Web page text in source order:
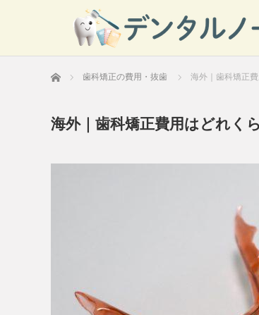
ホーム 歯科矯正の費用・抜歯 海外｜歯科矯正
海外｜歯科矯正費用はどれく